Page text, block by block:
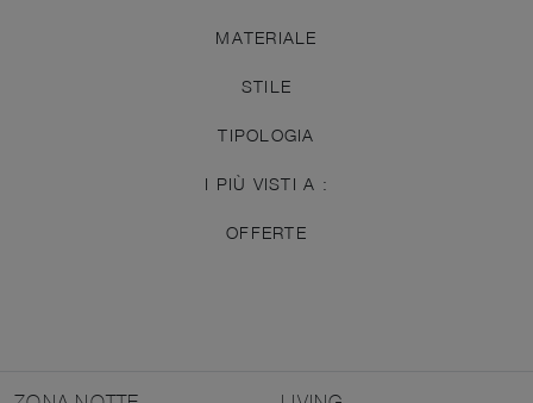
MATERIALE
STILE
TIPOLOGIA
I PIÙ VISTI A :
OFFERTE